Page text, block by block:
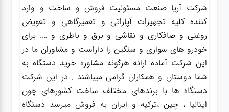
شرکت آریا صنعت مسئولیت فروش و ساخت و وارد
کننده کلیه تجهیزات آپاراتی و تعمیرگاهی و تعویض
روغنی و صافکاری و نقاشی و برق و باطری و …. برای
خودرو های سواری و سنگین را داراست و مشاوران ما در
این شرکت آماده ارائه هرگونه مشاوره خرید دستگاه به
شما دوستان و همکاران گرامی میباشند . در این شرکت
دستگاه ها با برندهای مختلف ساخت کشورهای چون
ایتالیا ، چین ،ترکیه و ایران به فروش میرسد دستگاه